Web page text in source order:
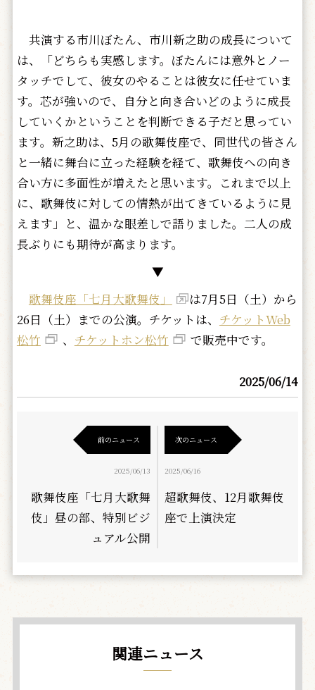
共演する市川ぼたん、市川新之助の成長について
は、「どちらも実感します。ぼたんには意外とノー
タッチでして、彼女のやることは彼女に任せていま
す。芯が強いので、自分と向き合いどのように成長
していくかということを判断できる子だと思ってい
ます。新之助は、5月の歌舞伎座で、同世代の皆さん
と一緒に舞台に立った経験を経て、歌舞伎への向き
合い方に多面性が増えたと思います。これまで以上
に、歌舞伎に対しての情熱が出てきているように見
えます」と、温かな眼差しで語りました。二人の成
長ぶりにも期待が高まります。
▼
歌舞伎座「七月大歌舞伎」
は7月5日（土）から
26日（土）までの公演。チケットは、 チケットWeb
松竹
、 チケットホン松竹 で販売中です。
2025/06/14
前のニュース
2025/06/13
歌舞伎座「七月大歌舞
伎」昼の部、特別ビジ
ュアル公開
次のニュース
2025/06/16
超歌舞伎、12月歌舞伎
座で上演決定
関連ニュース